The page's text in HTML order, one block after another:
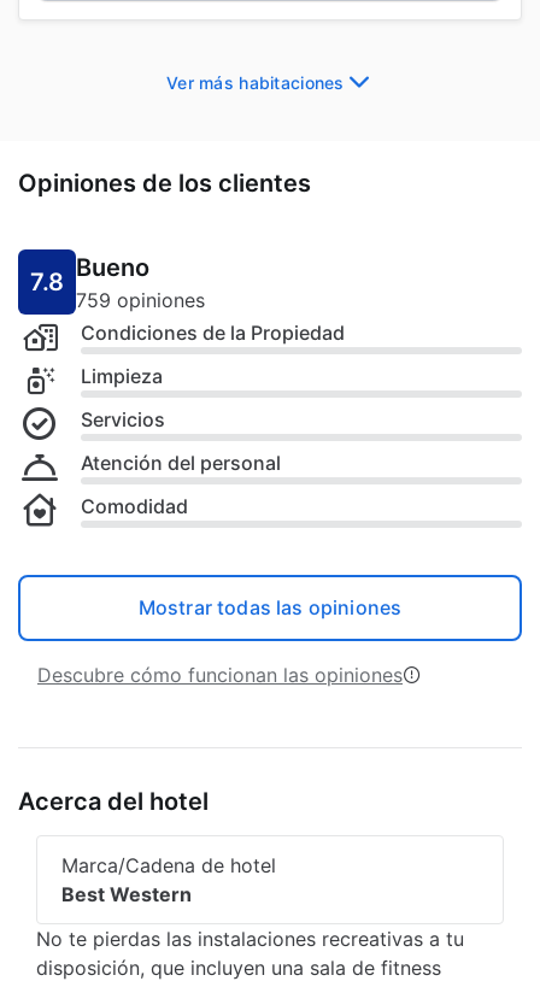
Ver más habitaciones
Opiniones de los clientes
7.8 Bueno
759 opiniones
Condiciones de la Propiedad
Limpieza
Servicios
Atención del personal
Comodidad
Mostrar todas las opiniones
Descubre cómo funcionan las opiniones
Acerca del hotel
Marca/Cadena de hotel
Best Western
No te pierdas las instalaciones recreativas a tu
disposición, que incluyen una sala de fitness